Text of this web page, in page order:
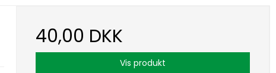
40,00 DKK
Vis produkt